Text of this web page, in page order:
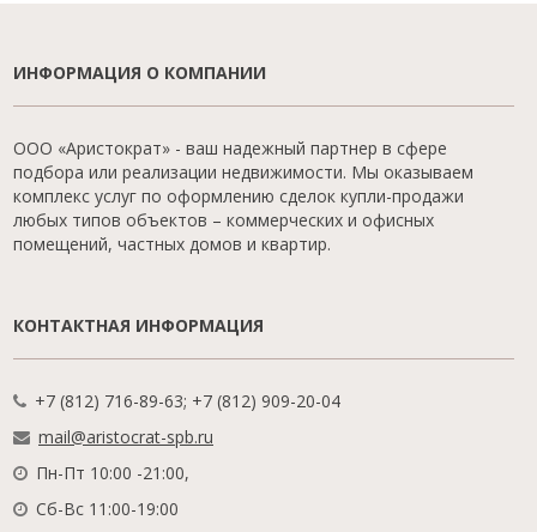
ИНФОРМАЦИЯ О КОМПАНИИ
ООО «Аристократ» - ваш надежный партнер в сфере
подбора или реализации недвижимости. Мы оказываем
комплекс услуг по оформлению сделок купли-продажи
любых типов объектов – коммерческих и офисных
помещений, частных домов и квартир.
КОНТАКТНАЯ ИНФОРМАЦИЯ
+7 (812) 716-89-63; +7 (812) 909-20-04
mail@aristocrat-spb.ru
Пн-Пт 10:00 -21:00,
Сб-Вс 11:00-19:00